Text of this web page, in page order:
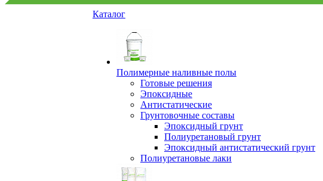
Каталог
Полимерные наливные полы
Готовые решения
Эпоксидные
Антистатические
Грунтовочные составы
Эпоксидный грунт
Полиуретановый грунт
Эпоксидный антистатический грунт
Полиуретановые лаки